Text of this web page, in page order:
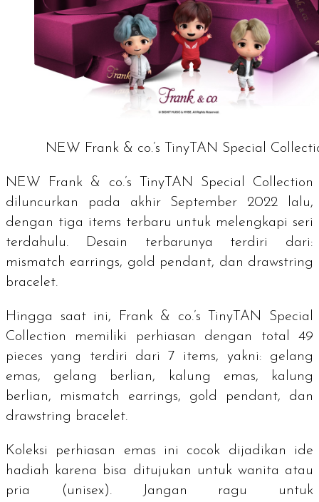
NEW Frank & co.’s TinyTAN Special
NEW Frank & co.’s TinyTAN Special Collection
diluncurkan pada akhir September 2022 lalu,
dengan tiga items terbaru untuk melengkapi seri
terdahulu. Desain terbarunya terdiri dari:
mismatch earrings, gold pendant, dan drawstring
bracelet.
Hingga saat ini, Frank & co.’s TinyTAN Special
Collection memiliki perhiasan dengan total 49
piecesyang terdiri dari 7 items, yakni: gelang
emas, gelang berlian, kalung emas, kalung
berlian, mismatch earrings, gold pendant, dan
drawstring bracelet.
Koleksi perhiasan emas ini cocok dijadikan ide
hadiah karena bisa ditujukan untuk wanita atau
pria ( unisex). Jangan ragu untuk